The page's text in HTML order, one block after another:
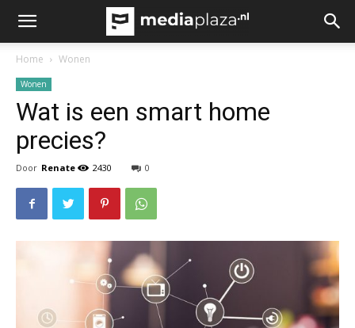
Home Wonen
Wonen
Wat is een smart home
precies?
Door Renate 2430 0